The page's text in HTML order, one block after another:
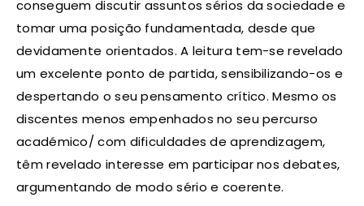
conseguem discutir assuntos sérios da sociedade e
tomar uma posição fundamentada, desde que
devidamente orientados. A leitura tem-se revelado
um excelente ponto de partida, sensibilizando-os e
despertando o seu pensamento crítico. Mesmo os
discentes menos empenhados no seu percurso
académico/ com dificuldades de aprendizagem,
têm revelado interesse em participar nos debates,
argumentando de modo sério e coerente.